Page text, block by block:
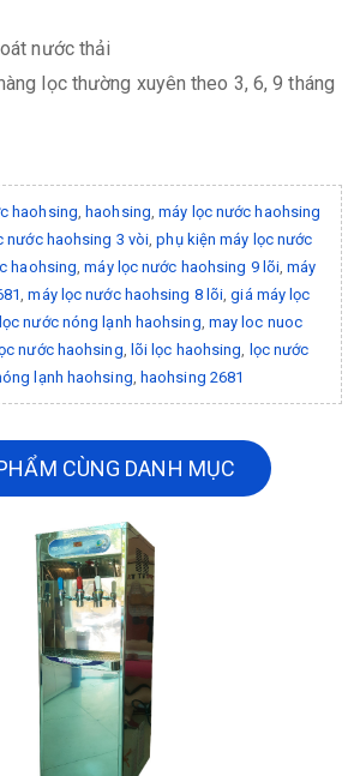
nước thải
lọc thường xuyên theo 3, 6, 9 tháng
haohsing ,haohsing ,máy lọc nước haohsing
nước haohsing 3 vòi ,phụ kiện máy lọc nước
haohsing ,máy lọc nước haohsing 9 lõi ,máy
,máy lọc nước haohsing 8 lõi ,giá máy lọc
nước nóng lạnh haohsing may loc nuoc
nước haohsing lõi lọc haohsing lọc nước
lạnh haohsing haohsing 2681
CÙNG DANH MỤC